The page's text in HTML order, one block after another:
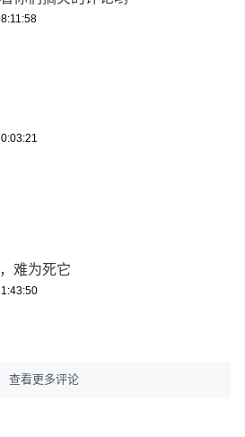
难为死它
查看更多评论